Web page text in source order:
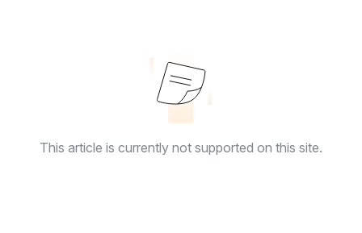
This article is currently not supported on this site.